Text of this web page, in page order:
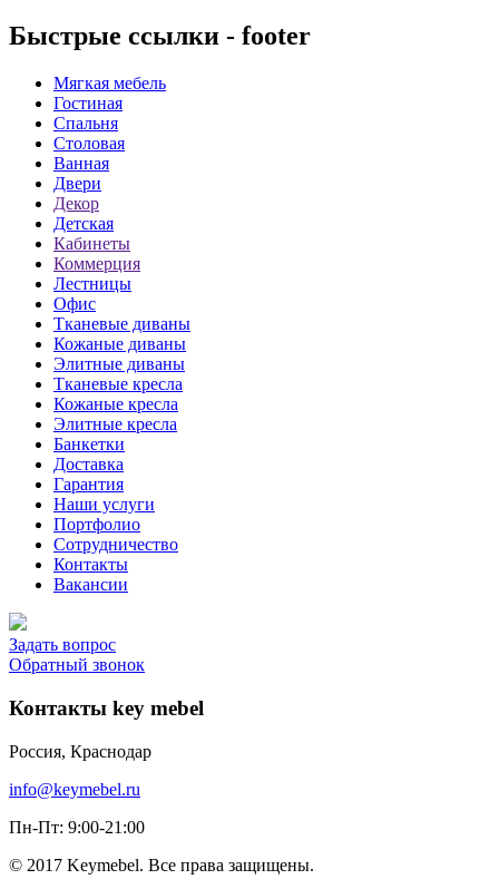
Быстрые ссылки - footer
Мягкая мебель
Гостиная
Спальня
Столовая
Ванная
Двери
Декор
Детская
Кабинеты
Коммерция
Лестницы
Офис
Тканевые диваны
Кожаные диваны
Элитные диваны
Тканевые кресла
Кожаные кресла
Элитные кресла
Банкетки
Доставка
Гарантия
Наши услуги
Портфолио
Сотрудничество
Контакты
Вакансии
Задать вопрос
Обратный звонок
Контакты key mebel
Россия, Краснодар
info@keymebel.ru
Пн-Пт: 9:00-21:00
© 2017 Keymebel. Все права защищены.